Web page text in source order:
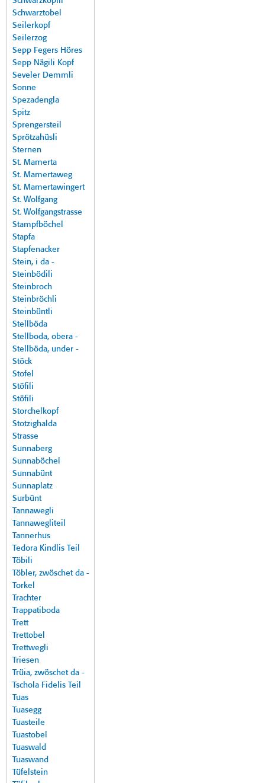
Schwarztobel
Seilerkopf
Seilerzog
Sepp Fegers Höres
Sepp Nägili Kopf
Seveler Demmli
Sonne
Spezadengla
Spitz
Sprengersteil
Sprötzahüsli
Sternen
St. Mamerta
St. Mamertaweg
St. Mamertawingert
St. Wolfgang
St. Wolfgangstrasse
Stampfböchel
Stapfa
Stapfenacker
Stein, i da -
Steinbödili
Steinbroch
Steinbröchli
Steinbüntli
Stellböda
Stellboda, obera -
Stellböda, under -
Stöck
Stofel
Stöfili
Stöfili
Storchelkopf
Stotzighalda
Strasse
Sunnaberg
Sunnaböchel
Sunnabünt
Sunnaplatz
Surbünt
Tannawegli
Tannawegliteil
Tannerhus
Tedora Kindlis Teil
Töbili
Töbler, zwöschet da -
Torkel
Trachter
Trappatiboda
Trett
Trettobel
Trettwegli
Triesen
Trüia, zwöschet da -
Tschola Fidelis Teil
Tuas
Tuasegg
Tuasteile
Tuastobel
Tuaswald
Tuaswand
Tüfelstein